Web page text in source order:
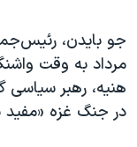
آرشیو پخش زنده
مجموعه مستندهای
تریبونال مردمی آبان ۹۸
دادگاه حمید نوری
مرداد به وقت
هنیه، رهبر
در جنگ غزه «مفید